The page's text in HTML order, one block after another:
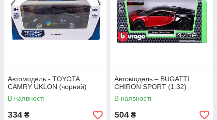
Автомодель - TOYOTA
CAMRY UKLON (чорний)
В наявності
334 ₴
Автомодель – BUGATTI
CHIRON SPORT (1:32)
В наявності
504 ₴